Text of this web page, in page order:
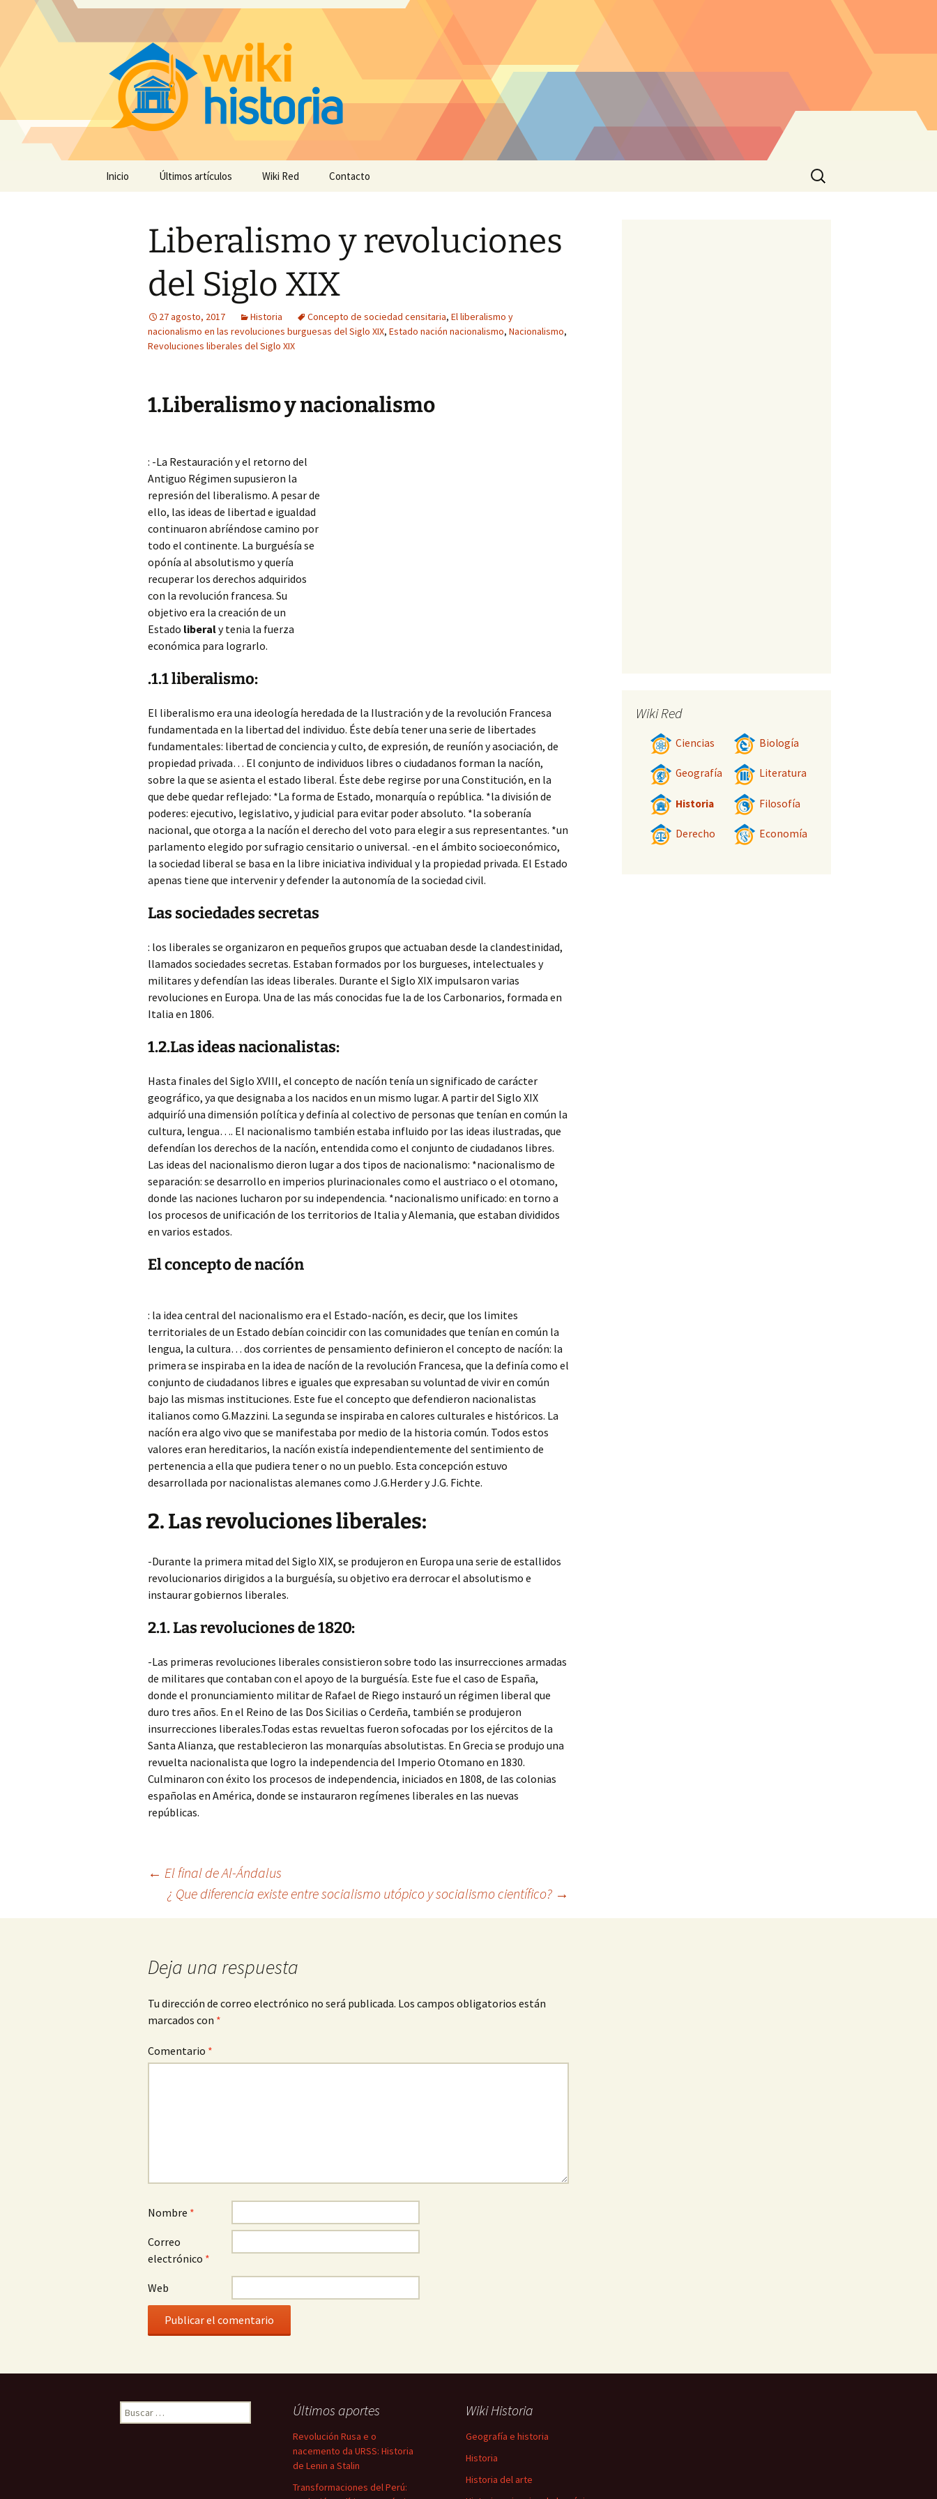
Inicio Últimos artículos Wiki Red Contacto
Buscar:
Liberalismo y revoluciones
del Siglo XIX
27 agosto, 2017 Historia Concepto de sociedad censitaria, El liberalismo y
nacionalismo en las revoluciones burguesas del Siglo XIX, Estado nación nacionalismo, Nacionalismo,
Revoluciones liberales del Siglo XIX
1.Liberalismo y nacionalismo
: -La Restauración y el retorno del
Antiguo Régimen supusieron la
represión del liberalismo. A pesar de
ello, las ideas de libertad e igualdad
continuaron abríéndose camino por
todo el continente. La burguésía se
opónía al absolutismo y quería
recuperar los derechos adquiridos
con la revolución francesa. Su
objetivo era la creación de un
Estado liberaly tenia la fuerza
económica para lograrlo.
.1.1 liberalismo:
El liberalismo era una ideología heredada de la Ilustración y de la revolución Francesa
fundamentada en la libertad del individuo. Éste debía tener una serie de libertades
fundamentales: libertad de conciencia y culto, de expresión, de reuníón y asociación, de
propiedad privada… El conjunto de individuos libres o ciudadanos forman la nacíón,
sobre la que se asienta el estado liberal. Éste debe regirse por una Constitución, en la
que debe quedar reflejado: *La forma de Estado, monarquía o república. *la división de
poderes: ejecutivo, legislativo, y judicial para evitar poder absoluto. *la soberanía
nacional, que otorga a la nacíón el derecho del voto para elegir a sus representantes. *un
parlamento elegido por sufragio censitario o universal. -en el ámbito socioeconómico,
la sociedad liberal se basa en la libre iniciativa individual y la propiedad privada. El Estado
apenas tiene que intervenir y defender la autonomía de la sociedad civil.
Las sociedades secretas
: los liberales se organizaron en pequeños grupos que actuaban desde la clandestinidad,
llamados sociedades secretas. Estaban formados por los burgueses, intelectuales y
militares y defendían las ideas liberales. Durante el Siglo XIX impulsaron varias
revoluciones en Europa. Una de las más conocidas fue la de los Carbonarios, formada en
Italia en 1806.
1.2.Las ideas nacionalistas:
Hasta finales del Siglo XVIII, el concepto de nacíón tenía un significado de carácter
geográfico, ya que designaba a los nacidos en un mismo lugar. A partir del Siglo XIX
adquiríó una dimensión política y definía al colectivo de personas que tenían en común la
cultura, lengua…. El nacionalismo también estaba influido por las ideas ilustradas, que
defendían los derechos de la nacíón, entendida como el conjunto de ciudadanos libres.
Las ideas del nacionalismo dieron lugar a dos tipos de nacionalismo: *nacionalismo de
separación: se desarrollo en imperios plurinacionales como el austriaco o el otomano,
donde las naciones lucharon por su independencia. *nacionalismo unificado: en torno a
los procesos de unificación de los territorios de Italia y Alemania, que estaban divididos
en varios estados.
El concepto de nacíón
: la idea central del nacionalismo era el Estado-nacíón, es decir, que los limites
territoriales de un Estado debían coincidir con las comunidades que tenían en común la
lengua, la cultura… dos corrientes de pensamiento definieron el concepto de nacíón: la
primera se inspiraba en la idea de nacíón de la revolución Francesa, que la definía como el
conjunto de ciudadanos libres e iguales que expresaban su voluntad de vivir en común
bajo las mismas instituciones. Este fue el concepto que defendieron nacionalistas
italianos como G.Mazzini. La segunda se inspiraba en calores culturales e históricos. La
nacíón era algo vivo que se manifestaba por medio de la historia común. Todos estos
valores eran hereditarios, la nacíón existía independientemente del sentimiento de
pertenencia a ella que pudiera tener o no un pueblo. Esta concepción estuvo
desarrollada por nacionalistas alemanes como J.G.Herder y J.G. Fichte.
2. Las revoluciones liberales:
-Durante la primera mitad del Siglo XIX, se produjeron en Europa una serie de estallidos
revolucionarios dirigidos a la burguésía, su objetivo era derrocar el absolutismo e
instaurar gobiernos liberales.
2.1. Las revoluciones de 1820:
-Las primeras revoluciones liberales consistieron sobre todo las insurrecciones armadas
de militares que contaban con el apoyo de la burguésía. Este fue el caso de España,
donde el pronunciamiento militar de Rafael de Riego instauró un régimen liberal que
duro tres años. En el Reino de las Dos Sicilias o Cerdeña, también se produjeron
insurrecciones liberales.Todas estas revueltas fueron sofocadas por los ejércitos de la
Santa Alianza, que restablecieron las monarquías absolutistas. En Grecia se produjo una
revuelta nacionalista que logro la independencia del Imperio Otomano en 1830.
Culminaron con éxito los procesos de independencia, iniciados en 1808, de las colonias
españolas en América, donde se instauraron regímenes liberales en las nuevas
repúblicas.
Navegación
de
← El final de Al-Ándalus
¿ Que diferencia existe entre socialismo utópico y socialismo científico? →
Deja una respuesta
Tu dirección de correo electrónico no será publicada. Los campos obligatorios están
marcados con *
Comentario *
Nombre *
Correo
electrónico *
Web
Wiki Red
Ciencias Biología
Geografía Literatura
Historia Filosofía
Derecho Economía
Buscar: Últimos aportes
Revolución Rusa e o
nacemento da URSS: Historia
de Lenin a Stalin
Transformaciones del Perú:
Wiki Historia
Geografía e historia
Historia
Historia del arte